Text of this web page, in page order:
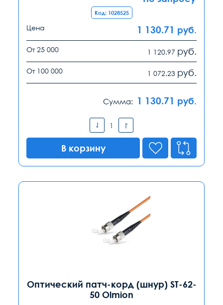
Код: 1028525
Цена 1 130.71 руб.
От 25 000 1 120.97 руб.
От 100 000 1 072.23 руб.
Сумма: 1 130.71 руб.
В корзину
Оптический патч-корд (шнур) ST-62-
50 Olmion